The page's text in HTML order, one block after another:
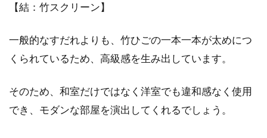
【結：竹スクリーン】
一般的なすだれよりも、竹ひごの一本一本が太めにつ
くられているため、高級感を生み出しています。
そのため、和室だけではなく洋室でも違和感なく使用
でき、モダンな部屋を演出してくれるでしょう。